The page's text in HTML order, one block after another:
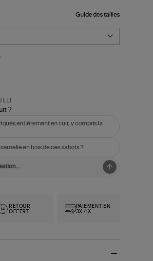
Guide des tailles
?
entièrement en cuir, y compris la
en bois de ces sabots ?
RETOUR
OFFERT
PAIEMENT EN
3X,4X